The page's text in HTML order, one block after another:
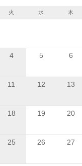
火 水 木
4 5 6
11 12 13
18 19 20
25 26 27